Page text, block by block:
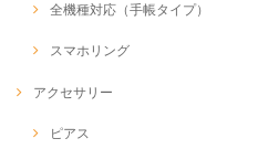
全機種対応（手帳タイプ）
スマホリング
アクセサリー
ピアス